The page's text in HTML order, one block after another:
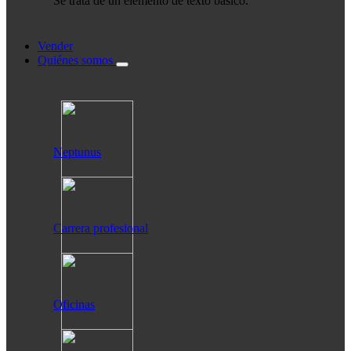
Vender
Quiénes somos
Neptunus
Carrera profesional
Oficinas